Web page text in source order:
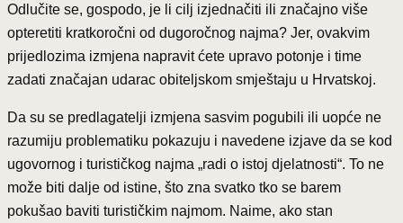
Odlučite se, gospodo, je li cilj izjednačiti ili značajno više
opteretiti kratkoročni od dugoročnog najma? Jer, ovakvim
prijedlozima izmjena napravit ćete upravo potonje i time
zadati značajan udarac obiteljskom smještaju u Hrvatskoj.
Da su se predlagatelji izmjena sasvim pogubili ili uopće ne
razumiju problematiku pokazuju i navedene izjave da se kod
ugovornog i turističkog najma „radi o istoj djelatnosti“. To ne
može biti dalje od istine, što zna svatko tko se barem
pokušao baviti turističkim najmom. Naime, ako stan